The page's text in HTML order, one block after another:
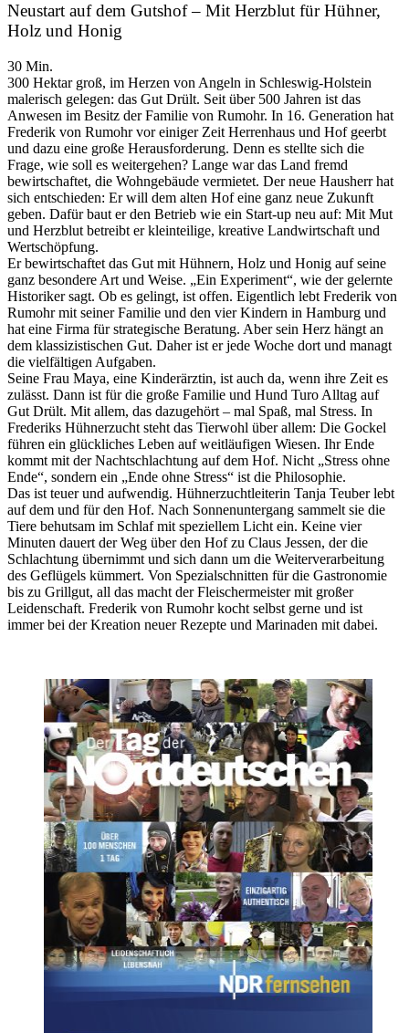
Neustart auf dem Gutshof – Mit Herzblut für Hühner,
Holz und Honig
30 Min.
300 Hektar groß, im Herzen von Angeln in Schleswig-Holstein
malerisch gelegen: das Gut Drült. Seit über 500 Jahren ist das
Anwesen im Besitz der Familie von Rumohr. In 16. Generation hat
Frederik von Rumohr vor einiger Zeit Herrenhaus und Hof geerbt
und dazu eine große Herausforderung. Denn es stellte sich die
Frage, wie soll es weitergehen? Lange war das Land fremd
bewirtschaftet, die Wohngebäude vermietet. Der neue Hausherr hat
sich entschieden: Er will dem alten Hof eine ganz neue Zukunft
geben. Dafür baut er den Betrieb wie ein Start-up neu auf: Mit Mut
und Herzblut betreibt er kleinteilige, kreative Landwirtschaft und
Wertschöpfung.
Er bewirtschaftet das Gut mit Hühnern, Holz und Honig auf seine
ganz besondere Art und Weise. „Ein Experiment“, wie der gelernte
Historiker sagt. Ob es gelingt, ist offen. Eigentlich lebt Frederik von
Rumohr mit seiner Familie und den vier Kindern in Hamburg und
hat eine Firma für strategische Beratung. Aber sein Herz hängt an
dem klassizistischen Gut. Daher ist er jede Woche dort und managt
die vielfältigen Aufgaben.
Seine Frau Maya, eine Kinderärztin, ist auch da, wenn ihre Zeit es
zulässt. Dann ist für die große Familie und Hund Turo Alltag auf
Gut Drült. Mit allem, das dazugehört – mal Spaß, mal Stress. In
Frederiks Hühnerzucht steht das Tierwohl über allem: Die Gockel
führen ein glückliches Leben auf weitläufigen Wiesen. Ihr Ende
kommt mit der Nachtschlachtung auf dem Hof. Nicht „Stress ohne
Ende“, sondern ein „Ende ohne Stress“ ist die Philosophie.
Das ist teuer und aufwendig. Hühnerzuchtleiterin Tanja Teuber lebt
auf dem und für den Hof. Nach Sonnenuntergang sammelt sie die
Tiere behutsam im Schlaf mit speziellem Licht ein. Keine vier
Minuten dauert der Weg über den Hof zu Claus Jessen, der die
Schlachtung übernimmt und sich dann um die Weiterverarbeitung
des Geflügels kümmert. Von Spezialschnitten für die Gastronomie
bis zu Grillgut, all das macht der Fleischermeister mit großer
Leidenschaft. Frederik von Rumohr kocht selbst gerne und ist
immer bei der Kreation neuer Rezepte und Marinaden mit dabei.